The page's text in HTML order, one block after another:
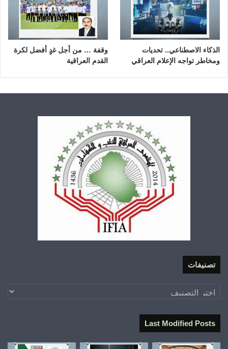
الذكاء الاصطناعي.. تحديات
ومخاطر تواجه الإعلام العراقي
وقفة … من أجل غدٍ أفضل لكرة
القدم العراقية
تصنيفات
تصنيفات
Last Modified Posts